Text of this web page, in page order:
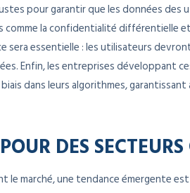
pour garantir que les données
comme la confidentialité différentielle
sera essentielle : les utilisateurs
Enfin, les entreprises développant
dans leurs algorithmes, garantissant
DES SECTEURS
marché, une tendance émergente